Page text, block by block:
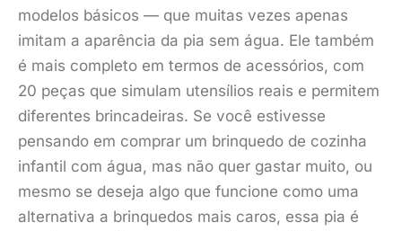
modelos básicos — que muitas vezes apenas
imitam a aparência da pia sem água. Ele também
é mais completo em termos de acessórios, com
20 peças que simulam utensílios reais e permitem
diferentes brincadeiras. Se você estivesse
pensando em comprar um brinquedo de cozinha
infantil com água, mas não quer gastar muito, ou
mesmo se deseja algo que funcione como uma
alternativa a brinquedos mais caros, essa pia é